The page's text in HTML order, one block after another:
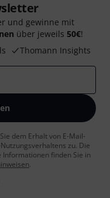
und gewinne mit
über jeweils 50€!
Thomann Insights
dem Erhalt von E-Mail-
zu. Die
finden Sie in
.